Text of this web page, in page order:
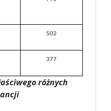
502
377
różnych